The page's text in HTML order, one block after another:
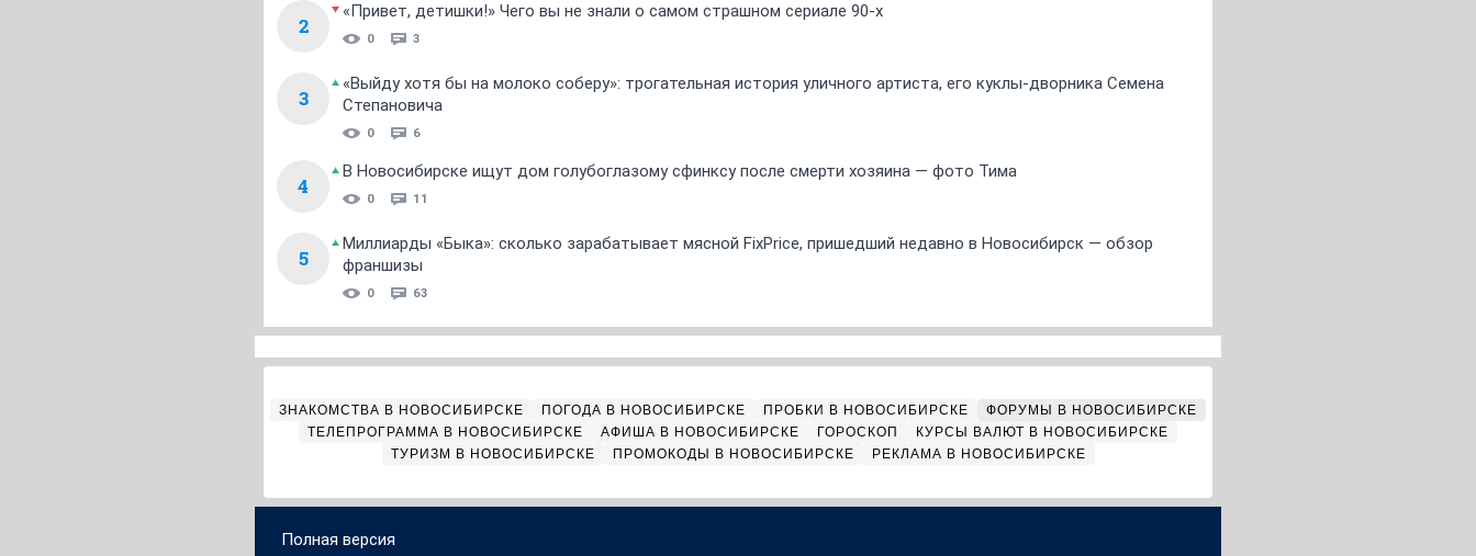
2
«Привет, детишки!» Чего вы не знали о самом страшном сериале 90-х
0 3
3
«Выйду хотя бы на молоко соберу»: трогательная история уличного артиста, его куклы-дворника Семена
Степановича
0 6
4
В Новосибирске ищут дом голубоглазому сфинксу после смерти хозяина — фото Тима
0 11
5
Миллиарды «Быка»: сколько зарабатывает мясной FixPrice, пришедший недавно в Новосибирск — обзор
франшизы
0 63
ЗНАКОМСТВА В НОВОСИБИРСКЕ ПОГОДА В НОВОСИБИРСКЕ ПРОБКИ В НОВОСИБИРСКЕ
ФОРУМЫ В НОВОСИБИРСКЕ
ТЕЛЕПРОГРАММА В НОВОСИБИРСКЕ
АФИША В НОВОСИБИРСКЕ ГОРОСКОП
КУРСЫ ВАЛЮТ В НОВОСИБИРСКЕ
ТУРИЗМ В НОВОСИБИРСКЕ
ПРОМОКОДЫ В НОВОСИБИРСКЕ РЕКЛАМА В НОВОСИБИРСКЕ
Полная версия